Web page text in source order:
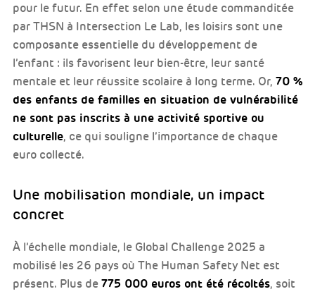
pour le futur. En effet selon une étude commanditée
par THSN à Intersection Le Lab, les loisirs sont une
composante essentielle du développement de
l’enfant : ils favorisent leur bien-être, leur santé
mentale et leur réussite scolaire à long terme. Or, 70 %
des enfants de familles en situation de vulnérabilité
ne sont pas inscrits à une activité sportive ou
culturelle, ce qui souligne l’importance de chaque
euro collecté.
Une mobilisation mondiale, un impact
concret
À l’échelle mondiale, le Global Challenge 2025 a
mobilisé les 26 pays où The Human Safety Net est
présent. Plus de 775 000 euros ont été récoltés, soit